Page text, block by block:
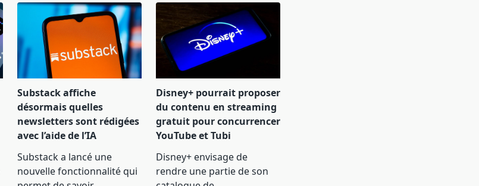
Substack affiche
désormais quelles
newsletters sont rédigées
avec l’aide de l’IA
Substack a lancé une
nouvelle fonctionnalité qui
Disney+ pourrait proposer
du contenu en streaming
gratuit pour concurrencer
YouTube et Tubi
Disney+ envisage de
rendre une partie de son